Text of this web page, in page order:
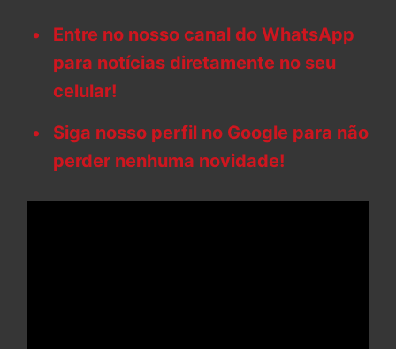
Entre no nosso canal do WhatsApp
para notícias diretamente no seu
celular!
Siga nosso perfil no Google para não
perder nenhuma novidade!